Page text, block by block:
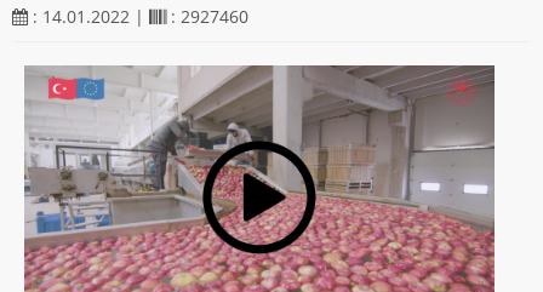
: 14.01.2022 |
: 2927460